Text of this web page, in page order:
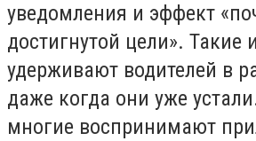
уведомления и эффект
достигнутой цели». Такие
удерживают водителей в
даже когда они уже
многие воспринимают